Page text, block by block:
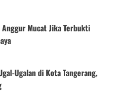
Mucat Jika Terbukti
Ugalan di Kota Tangerang,